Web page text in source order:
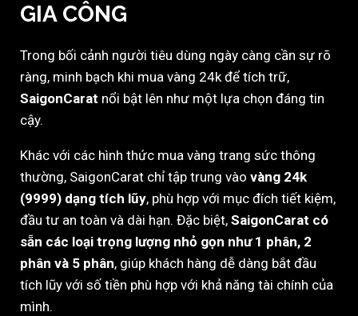
GIA CÔNG
Trong bối cảnh người tiêu dùng ngày càng cần sự rõ
ràng, minh bạch khi mua vàng 24k để tích trữ,
SaigonCarat nổi bật lên như một lựa chọn đáng tin
cậy.
Khác với các hình thức mua vàng trang sức thông
thường, SaigonCarat chỉ tập trung vào vàng 24k
(9999) dạng tích lũy, phù hợp với mục đích tiết kiệm,
đầu tư an toàn và dài hạn. Đặc biệt, SaigonCarat có
sẵn các loại trọng lượng nhỏ gọn như 1 phân, 2
phân và 5 phân, giúp khách hàng dễ dàng bắt đầu
tích lũy với số tiền phù hợp với khả năng tài chính của
mình.